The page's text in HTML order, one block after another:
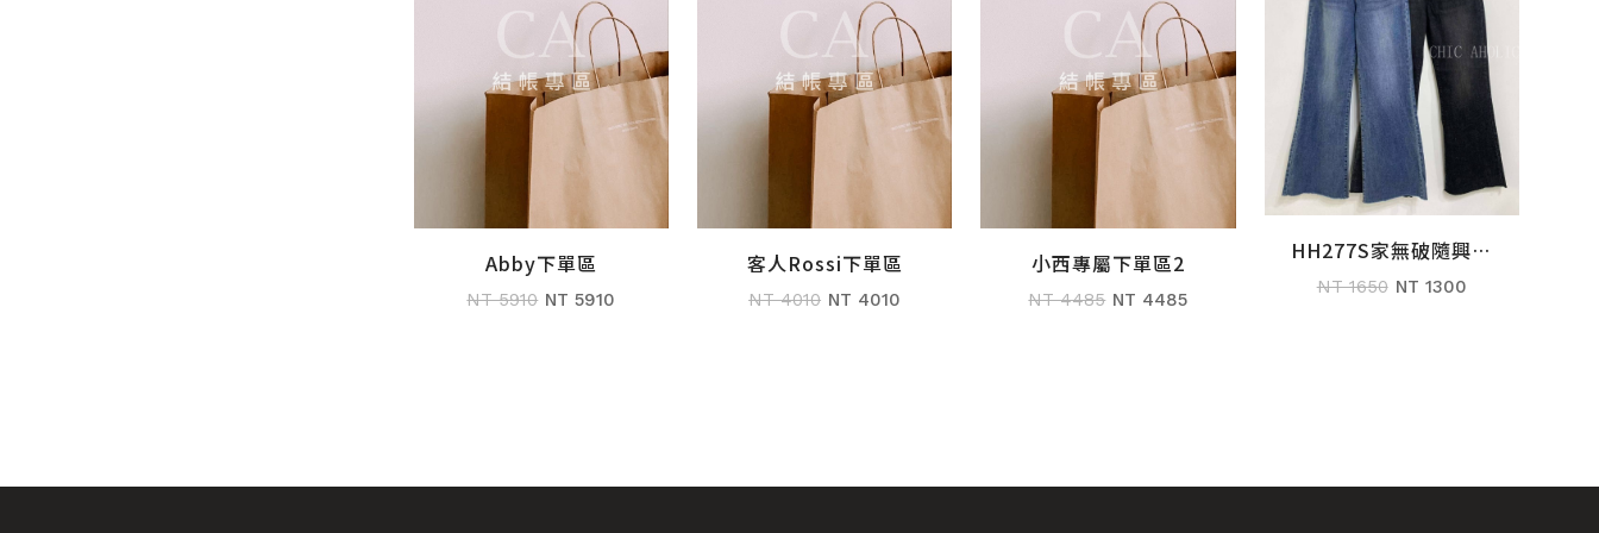
加入購物車
Abby下單區
NT 5910 NT 5910
加入購物車
客人Rossi下單區
NT 4010 NT 4010
加入購物車
小西專屬下單區2
NT 4485 NT 4485
加入購物車
HH277S家無破隨興直
筒褲
NT 1650 NT 1300